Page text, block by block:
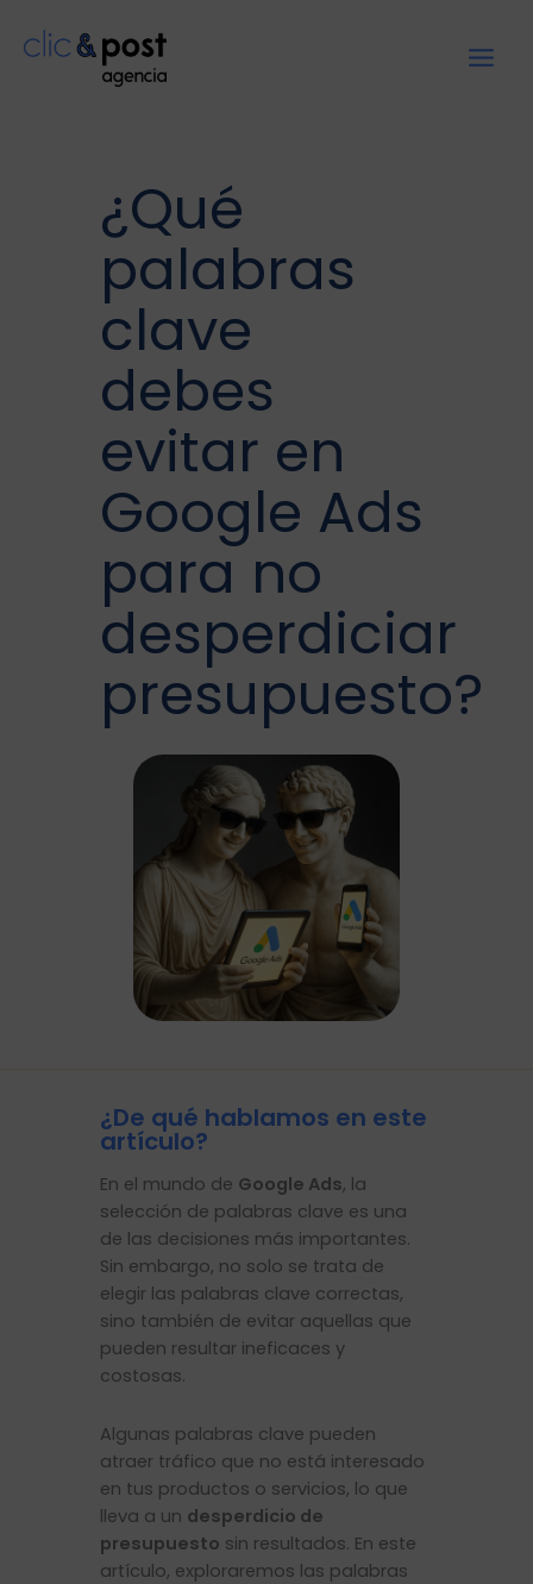
¿Qué
palabras
clave
debes
evitar en
Google Ads
para no
desperdiciar
presupuesto?
¿De qué hablamos en este
artículo?
En el mundo de Google Ads, la
selección de palabras clave es una
de las decisiones más importantes.
Sin embargo, no solo se trata de
elegir las palabras clave correctas,
sino también de evitar aquellas que
pueden resultar ineficaces y
costosas.
Algunas palabras clave pueden
atraer tráfico que no está interesado
en tus productos o servicios, lo que
lleva a un desperdicio de
presupuesto sin resultados. En este
artículo, exploraremos las palabras